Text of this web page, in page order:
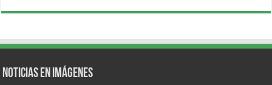
Noticias en Imágenes